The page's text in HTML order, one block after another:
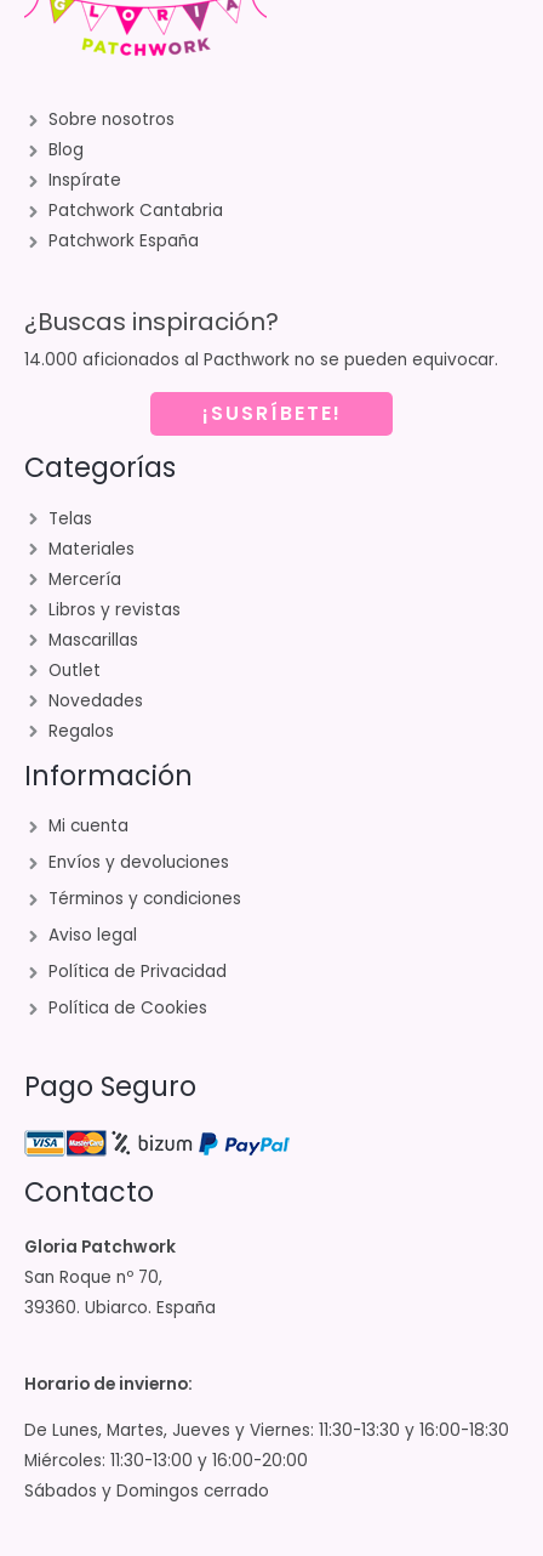
Sobre nosotros
Blog
Inspírate
Patchwork Cantabria
Patchwork España
¿Buscas inspiración?
14.000 aficionados al Pacthwork no se pueden equivocar.
¡SUSRÍBETE!
Categorías
Telas
Materiales
Mercería
Libros y revistas
Mascarillas
Outlet
Novedades
Regalos
Información
Mi cuenta
Envíos y devoluciones
Términos y condiciones
Aviso legal
Política de Privacidad
Política de Cookies
Pago Seguro
Contacto
Gloria Patchwork
San Roque nº 70,
39360. Ubiarco. España
Horario de invierno:
De Lunes, Martes, Jueves y Viernes: 11:30-13:30 y 16:00-18:30
Miércoles: 11:30-13:00 y 16:00-20:00
Sábados y Domingos cerrado